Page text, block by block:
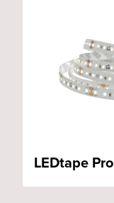
LEDtape